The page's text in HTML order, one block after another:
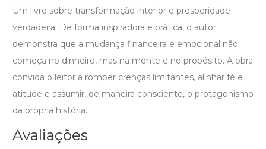
Um livro sobre transformação interior e prosperidade
verdadeira. De forma inspiradora e prática, o autor
demonstra que a mudança financeira e emocional não
começa no dinheiro, mas na mente e no propósito. A obra
convida o leitor a romper crenças limitantes, alinhar fé e
atitude e assumir, de maneira consciente, o protagonismo
da própria história.
Avaliações